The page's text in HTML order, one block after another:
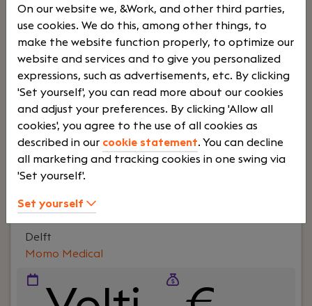
intensief contact met zorgmedewerkers,
Adviseur Zorg & Implementatie regio Bergen op
Zoom (Zuid-West Nederland)
Momo Medical
Delft
On our website we, &Work, and other third parties,
use cookies. We do this, among other things, to
make the website function properly, to optimize our
website and services and to give you personalized
expressions, such as advertisements, etc. By clicking
'Set yourself', you can read more about our cookies
and adjust your preferences. By clicking 'Allow all
cookies', you agree to the use of all cookies as
described in our cookie statement. You can decline
all marketing and tracking cookies in one swing via
'Set yourself'.
Set yourself